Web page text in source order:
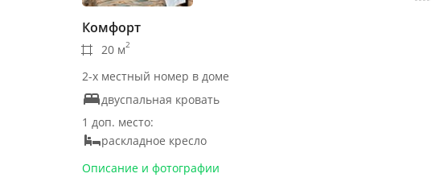
Комфорт
20 м2
2-х местный номер в доме
двуспальная кровать
1 доп. место:
раскладное кресло
Описание и фотографии